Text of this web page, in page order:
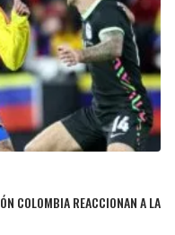
COLOMBIA REACCIONAN A LA